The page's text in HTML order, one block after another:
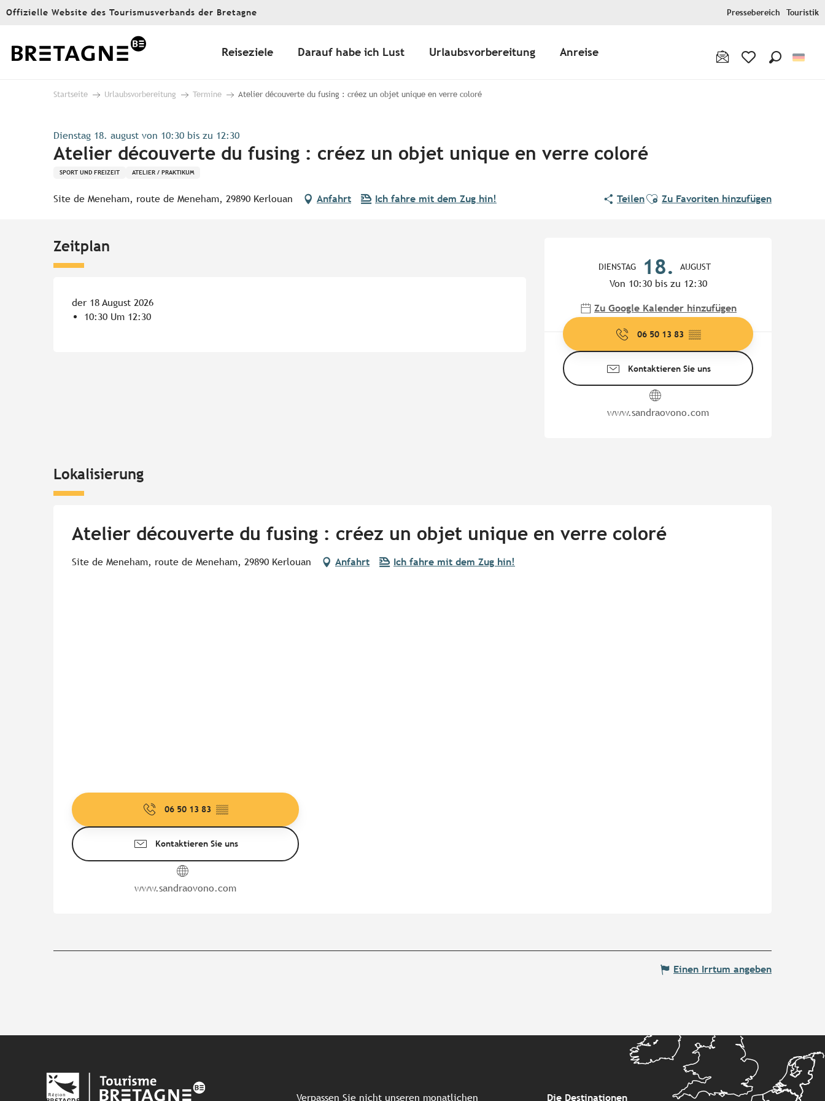
Aller
principal
Offizielle Website des Tourismusverbands der Bretagne Pressebereich Touristik
Reiseziele Darauf habe ich Lust Urlaubsvorbereitung Anreise
Startseite Urlaubsvorbereitung Termine Atelier découverte du fusing : créez un objet unique en verre coloré
Dienstag 18. august von 10:30 bis zu 12:30
Atelier découverte du fusing : créez un objet unique en verre coloré
SPORT UND FREIZEIT ATELIER / PRAKTIKUM
Site de Meneham, route de Meneham, 29890 Kerlouan Anfahrt Ich fahre mit dem Zug hin! TeilenAjouter aux favoris
Zu Favoriten hinzufügen
DIENSTAG 18. AUGUST
Von 10:30 bis zu 12:30
Zu Google Kalender hinzufügen
06 50 13 83 ▒▒
Kontaktieren Sie uns
www.sandraovono.com
Zeitplan
der 18 August 2026
10:30 Um 12:30
Lokalisierung
Atelier découverte du fusing : créez un objet unique en verre coloré
Site de Meneham, route de Meneham, 29890 Kerlouan Anfahrt Ich fahre mit dem Zug hin!
06 50 13 83 ▒▒
Kontaktieren Sie uns
www.sandraovono.com
Einen Irrtum angeben
Verpassen Sie nicht unseren monatlichen Die Destinationen